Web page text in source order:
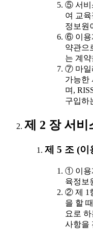
⑤ 서비
여 교
정보원
⑥ 이용
약관으
는 계
⑦ 마일
가능한
며,
구입하
제 2 장 서비
제 5 조 (이
① 이용
육정보
② 제 1
을 할
요로 하
사항을